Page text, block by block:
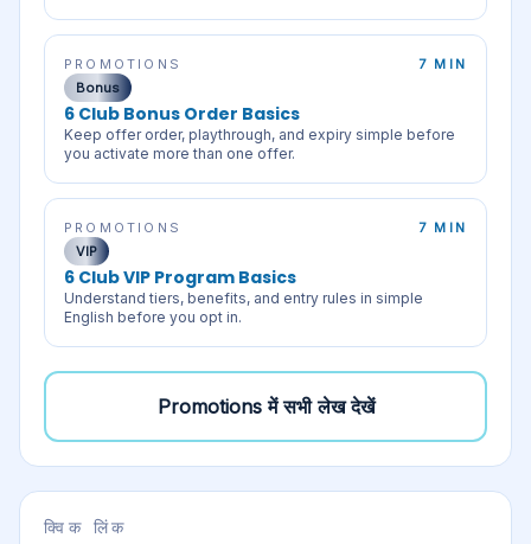
PROMOTIONS
7 MIN
Bonus
6 Club Bonus Order Basics
Keep offer order, playthrough, and expiry simple before
you activate more than one offer.
PROMOTIONS
7 MIN
VIP
6 Club VIP Program Basics
Understand tiers, benefits, and entry rules in simple
English before you opt in.
Promotionsमें सभी लेख देखें
क्विक लिंक